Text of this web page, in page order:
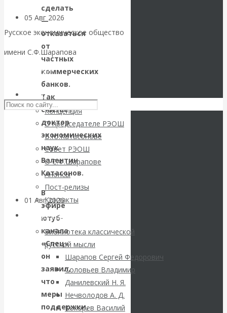
Русское экономическое общество
имени С.Ф.Шарапова
Skip to content
РЭОШ
Концепция
О председателе РЭОШ
В.Ю.Катасонове
Совет РЭОШ
О С.Ф.Шарапове
Анонсы
Пост-релизы
Контакты
Библиотека
Библиотека классической
русской мысли
Шарапов Сергей Федорович
Соловьев Владимир
Данилевский Н. Я.
Нечволодов А. Д.
Кокорев Василий
05 Авг 2026
Валентин
Катасонов. Еще
раз на тему
блокировки
банковских
счетов
01 Авг 2026Геополитика
ВАлентин
Катасонов.
Саммит НАТО в
Турции: Drang
сделать
—
отказаться
от
частных
коммерческих
банков.
Так
считает
доктор
экономических
наук
Валентин
Катасонов.
В
эфире
ютуб-
канала
«Спец»
он
заявил,
что
меры
поддержки,